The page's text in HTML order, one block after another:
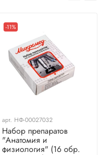
-11%
арт. НФ-00027032
Набор препаратов
"Анатомия и
физиология" (16 обр.